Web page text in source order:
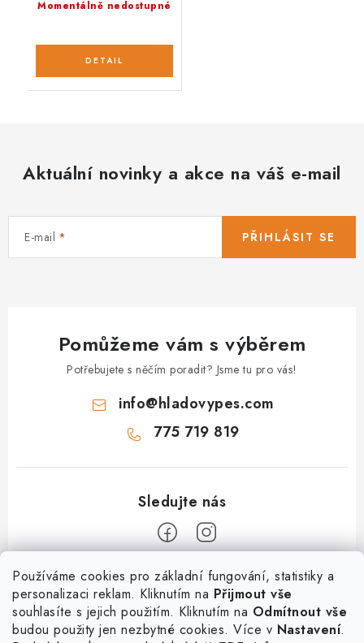
Používáme cookies pro základní fungování, statistiky a
personalizaci reklam. Kliknutím na Přijmout vše
souhlasíte s jejich použitím. Kliknutím na Odmítnout vše
budou použity jen nezbytné cookies. Více v Nastavení.
Momentálně nedostupné
Aktuální novinky a akce na váš e-mail
E-mail PŘIHLÁSIT SE
Pomůžeme vám s výběrem
Potřebujete s něčím poradit? Jsme tu pro vás!
info@hladovypes.com
775 719 819
Informace